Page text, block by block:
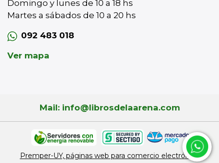
Domingo y lunes de 10 a 18 hs
Martes a sábados de 10 a 20 hs
092 483 018
Ver mapa
Mail: info@librosdelaarena.com
Premper-UY, páginas web para comercio electrónico